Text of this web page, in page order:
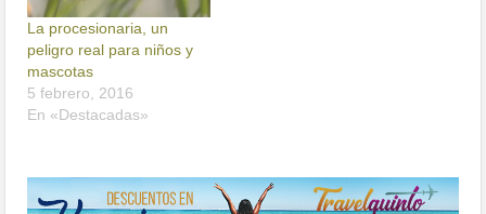
La procesionaria, un
peligro real para niños y
mascotas
5 febrero, 2016
En «Destacadas»